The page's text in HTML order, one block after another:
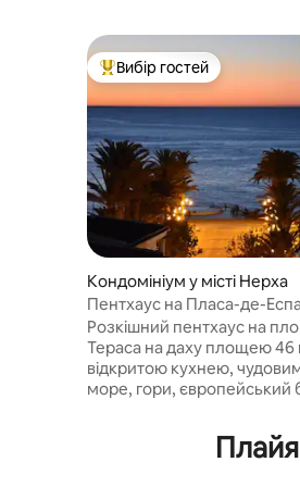
Топ вибір гостей
Вибір гостей
Кондомініум у місті Нерха
Пентхаус на Пласа-де-
Розкішний пентхаус на
Тераса на даху площею 46
відкритою кухнею,
море, гори, європейський
та спальнею є друга
близько 19 кв. м з видом